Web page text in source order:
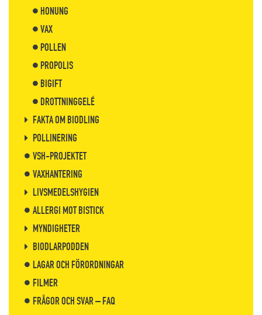
HONUNG
VAX
POLLEN
PROPOLIS
BIGIFT
DROTTNINGGELÉ
FAKTA OM BIODLING
POLLINERING
VSH-PROJEKTET
VAXHANTERING
LIVSMEDELSHYGIEN
ALLERGI MOT BISTICK
MYNDIGHETER
BIODLARPODDEN
LAGAR OCH FÖRORDNINGAR
FILMER
FRÅGOR OCH SVAR – FAQ